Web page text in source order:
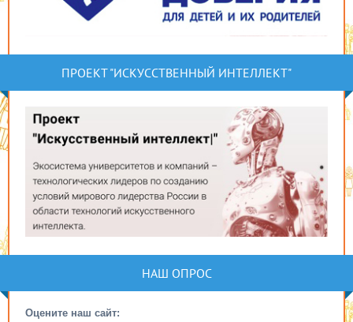
ПРОЕКТ "ИСКУССТВЕННЫЙ ИНТЕЛЛЕКТ"
НАШ ОПРОС
Оцените наш сайт: